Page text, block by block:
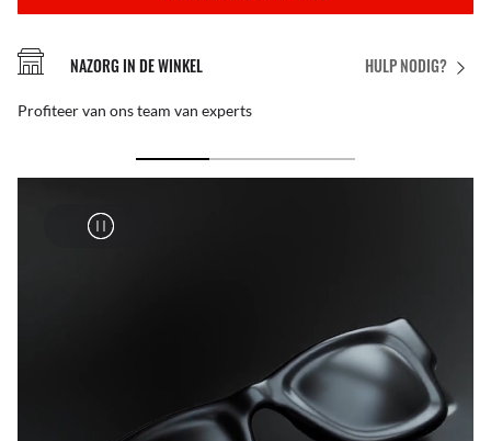
HULP NODIG?
NAZORG IN DE WINKEL
Profiteer van ons team van experts